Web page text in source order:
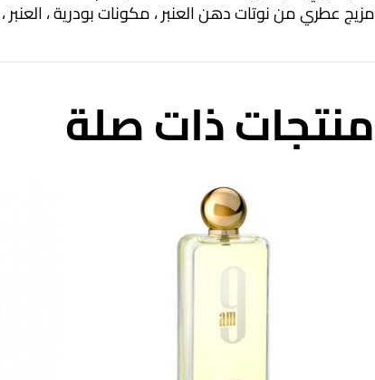
مزيج عطري من نوتات دهن العنبر ، مكونات بودرية ،
منتجات ذات صلة